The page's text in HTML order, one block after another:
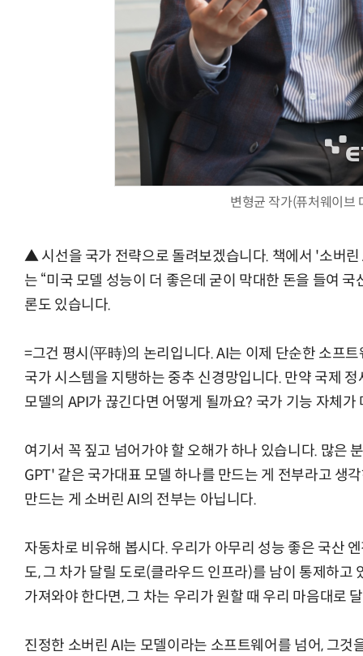
변형균 작가(퓨처웨이브
▲ 시선을 국가 전략으로 돌려보겠습니다. 책에서 '소버
는 “미국 모델 성능이 더 좋은데 굳이 막대한 돈을 들여
론도 있습니다.
=그건 평시(平時)의 논리입니다. AI는 이제 단순한 소프
국가 시스템을 지탱하는 중추 신경망입니다. 만약 국제
모델의 API가 끊긴다면 어떻게 될까요? 국가 기능 자체가
여기서 꼭 짚고 넘어가야 할 오해가 하나 있습니다. 많은
GPT' 같은 국가대표 모델 하나를 만드는 게 전부라고 생
만드는 게 소버린 AI의 전부는 아닙니다.
자동차로 비유해 봅시다. 우리가 아무리 성능 좋은 국산
도, 그 차가 달릴 도로(클라우드 인프라)를 남이 통제하고
가져와야 한다면, 그 차는 우리가 원할 때 우리 마음대로
진정한 소버린 AI는 모델이라는 소프트웨어를 넘어, 그것